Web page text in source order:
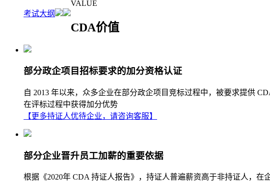
考试大纲
VALUE
CDA价值
部分政企项目招标要求的加分资格认证
自 2013 年以来，众多企业在部分政企项目竞标过程中，被要求提供
在评标过程中获得加分优势
【更多持证人优待企业，请咨询客服】
部分企业晋升员工加薪的重要依据
根据《2020年 CDA 持证人报告》，持证人普遍薪资高于非持证人，